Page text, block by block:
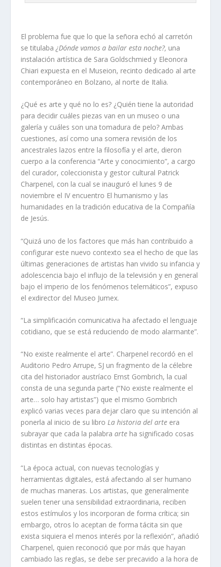
El problema fue que lo que la señora echó al carretón
se titulaba¿Dónde vamos a bailar esta noche?, una
instalación artística de Sara Goldschmied y Eleonora
Chiari expuesta en el Museion, recinto dedicado al arte
contemporáneo en Bolzano, al norte de Italia.
¿Qué es arte y qué no lo es? ¿Quién tiene la autoridad
para decidir cuáles piezas van en un museo o una
galería y cuáles son una tomadura de pelo? Ambas
cuestiones, así como una somera revisión de los
ancestrales lazos entre la filosofía y el arte, dieron
cuerpo a la conferencia “Arte y conocimiento”, a cargo
del curador, coleccionista y gestor cultural Patrick
Charpenel, con la cual se inauguró el lunes 9 de
noviembre el IV encuentro El humanismo y las
humanidades en la tradición educativa de la Compañía
de Jesús.
“Quizá uno de los factores que más han contribuido a
configurar este nuevo contexto sea el hecho de que las
últimas generaciones de artistas han vivido su infancia y
adolescencia bajo el influjo de la televisión y en general
bajo el imperio de los fenómenos telemáticos”, expuso
el exdirector del Museo Jumex.
“La simplificación comunicativa ha afectado el lenguaje
cotidiano, que se está reduciendo de modo alarmante”.
“No existe realmente el arte”. Charpenel recordó en el
Auditorio Pedro Arrupe, SJ un fragmento de la célebre
cita del historiador austríaco Ernst Gombrich, la cual
consta de una segunda parte (“No existe realmente el
arte… solo hay artistas”) que el mismo Gombrich
explicó varias veces para dejar claro que su intención al
ponerla al inicio de su libroLa historia del arte era
subrayar que cada la palabraarte ha significado cosas
distintas en distintas épocas.
“La época actual, con nuevas tecnologías y
herramientas digitales, está afectando al ser humano
de muchas maneras. Los artistas, que generalmente
suelen tener una sensibilidad extraordinaria, reciben
estos estímulos y los incorporan de forma crítica; sin
embargo, otros lo aceptan de forma tácita sin que
exista siquiera el menos interés por la reflexión”, añadió
Charpenel, quien reconoció que por más que hayan
cambiado las reglas, se debe ser precavido a la hora de